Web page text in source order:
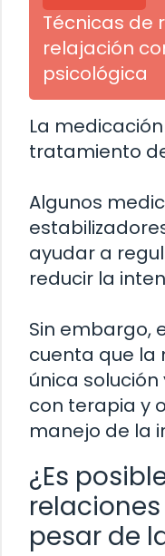
Técnicas de
relajación
psicológica
La
tratamiento
Algunos
ayudar a
reducir la
Sin embargo,
cuenta que la
única
con terapia y
manejo de la
¿Es
pesar de